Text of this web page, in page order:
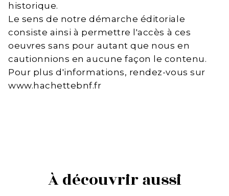
historique.
Le sens de notre démarche éditoriale
consiste ainsi à permettre l'accès à ces
oeuvres sans pour autant que nous en
cautionnions en aucune façon le contenu.
Pour plus d'informations, rendez-vous sur
www.hachettebnf.fr
À découvrir aussi